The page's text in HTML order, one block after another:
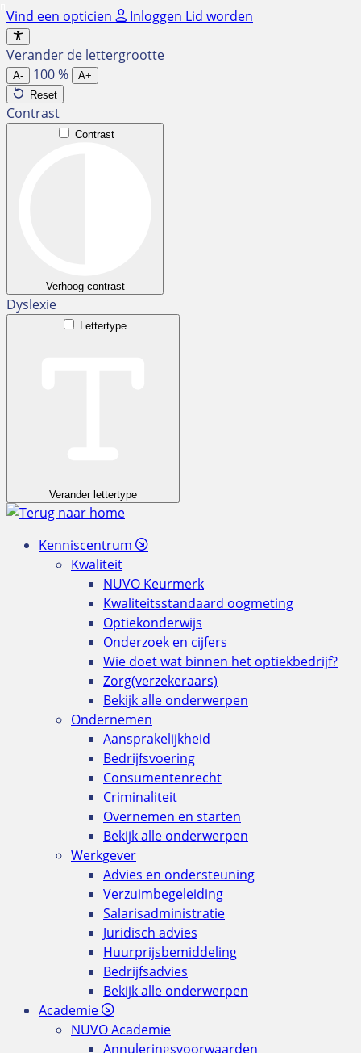
Ga
naar
de
inhoud
Vind een opticien Inloggen Lid worden
Verander de lettergrootte
A- 100%
A+
Reset
Contrast
Contrast
Verhoog contrast
Dyslexie
Lettertype
Verander lettertype
Kenniscentrum
Kwaliteit
NUVO Keurmerk
Kwaliteitsstandaard oogmeting
Optiekonderwijs
Onderzoek en cijfers
Wie doet wat binnen het optiekbedrijf?
Zorg(verzekeraars)
Bekijk alle onderwerpen
Ondernemen
Aansprakelijkheid
Bedrijfsvoering
Consumentenrecht
Criminaliteit
Overnemen en starten
Bekijk alle onderwerpen
Werkgever
Advies en ondersteuning
Verzuimbegeleiding
Salarisadministratie
Juridisch advies
Huurprijsbemiddeling
Bedrijfsadvies
Bekijk alle onderwerpen
Academie
NUVO Academie
Annuleringsvoorwaarden